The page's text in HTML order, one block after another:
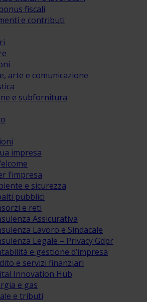
fiscali
e contributi
arte e comunicazione
e subfornitura
impresa
l’impresa
e sicurezza
pubblici
e reti
Assicurativa
Lavoro e Sindacale
Legale – Privacy Gdpr
e gestione d’impresa
e servizi finanziari
Innovation Hub
e gas
e tributi